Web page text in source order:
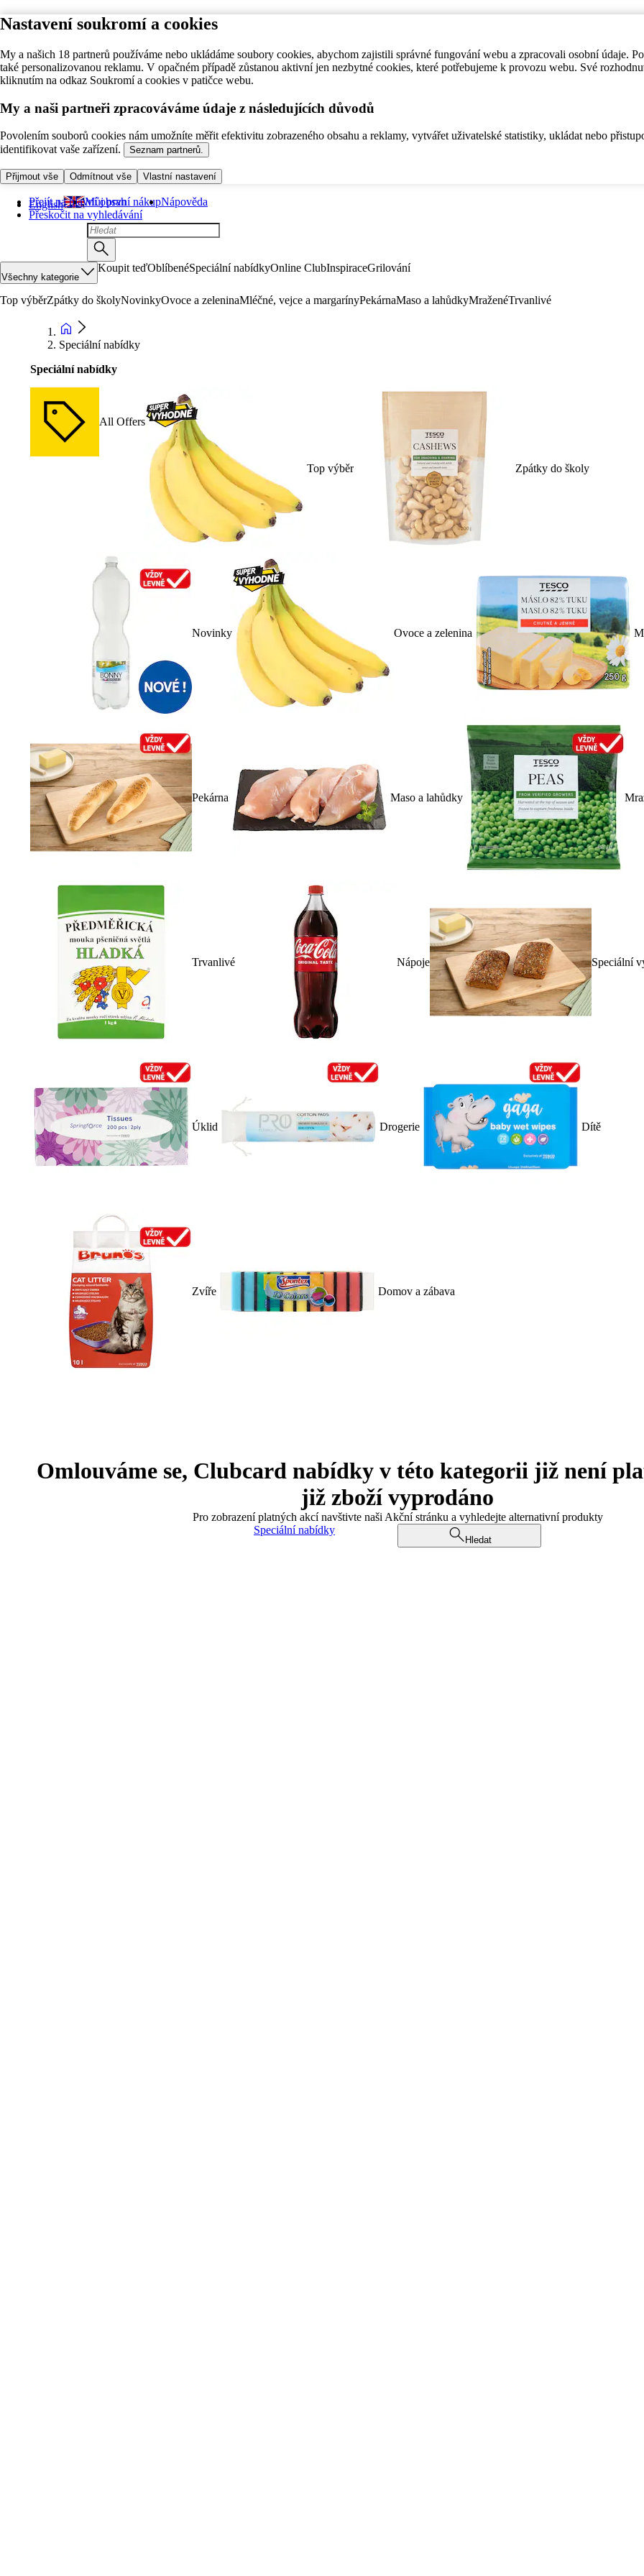
Nastavení soukromí a cookies
My a našich 18 partnerů používáme nebo ukládáme soubory cookies, abychom zajistili správné fungování webu a zpracovali osobní údaje.
také personalizovanou reklamu. V opačném případě zůstanou aktivní jen nezbytné cookies, které potřebujeme k provozu webu. Své
kliknutím na odkaz Soukromí a cookies v patičce webu.
My a naši partneři zpracováváme údaje z následujících důvodů
Povolením souborů cookies nám umožníte měřit efektivitu zobrazeného obsahu a reklamy, vytvářet uživatelské statistiky, ukládat nebo
identifikovat vaše zařízení.
Seznam partnerů.
Přijmout vše Odmítnout vše Vlastní nastavení
Přejít na hlavní obsah
Přeskočit na vyhledávání
English Můj první nákupNápověda
Všechny kategorie
Koupit teďOblíbenéSpeciální nabídkyOnline ClubInspiraceGrilování
Top výběrZpátky do školyNovinkyOvoce a zeleninaMléčné, vejce a margarínyPekárnaMaso a lahůdkyMraženéTrvanlivé
Speciální nabídky
Speciální nabídky
All Offers
Top výběr Zpátky do školy
Novinky Ovoce a zelenina
Pekárna Maso a lahůdky
Trvanlivé Nápoje Speciální
Úklid Drogerie Dítě
Zvíře Domov a zábava
Omlouváme se, Clubcard nabídky v této kategorii již není
již zboží vyprodáno
Pro zobrazení platných akcí navštivte naši Akční stránku a vyhledejte alternativní produkty
Speciální nabídky
Hledat